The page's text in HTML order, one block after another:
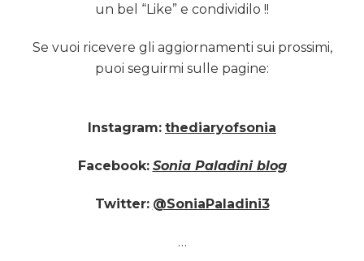
un bel “Like” e condividilo !!
Se vuoi ricevere gli aggiornamenti sui prossimi,
puoi seguirmi sulle pagine:
Instagram: thediaryofsonia
Facebook: Sonia Paladini blog
Twitter: @SoniaPaladini3
…